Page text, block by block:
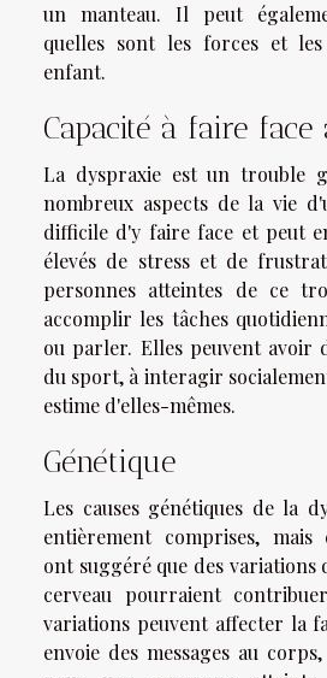
un manteau. Il peut
quelles sont les forces et
enfant.
Capacité à faire
La dyspraxie est un trouble
nombreux aspects de la vie
difficile d'y faire face et peut
élevés de stress et de
personnes atteintes de ce
accomplir les tâches
ou parler. Elles peuvent avoir
du sport, à interagir
estime d'elles-mêmes.
Génétique
Les causes génétiques de la
entièrement comprises, mais
ont suggéré que des variations
cerveau pourraient
variations peuvent affecter la
envoie des messages au